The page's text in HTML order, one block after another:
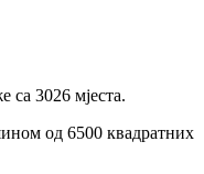
са 3026 мјеста.
од 6500 квадратних